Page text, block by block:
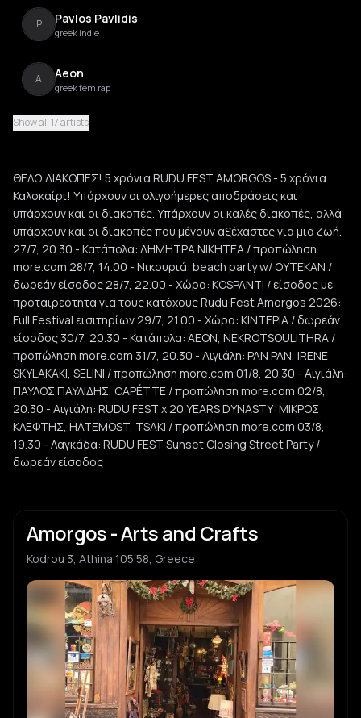
P Pavlos Pavlidis
greek indie
A Aeon
greek fem rap
Selini
c capétte
greek indie
K Kostantis Pistiolis
I Irene Skylakaki
indie pop
N NEKROTSOULITHRA
greek indie
K Konstantina Kioulou
entehno
O OYTEKAN
electronic
K
folk
Panagiotis Menegos
Dimi Tzav
Show all 17 artists
ΘΕΛΩ ΔΙΑΚΟΠΕΣ! 5 χρόνια RUDU FEST AMORGOS - 5 χρόνια
Καλοκαίρι! Υπάρχουν οι ολιγοήμερες αποδράσεις και
υπάρχουν και οι διακοπές. Υπάρχουν οι καλές διακοπές, αλλά
υπάρχουν και οι διακοπές που μένουν αξέχαστες για μια ζωή.
27/7, 20.30 - Κατάπολα: ΔΗΜΗΤΡΑ ΝΙΚΗΤΕΑ / προπώληση
more.com 28/7, 14.00 - Nικουριά: beach party w/ OYTEKAN /
δωρεάν είσοδος 28/7, 22.00 - Χώρα: KOSPANTI / είσοδος με
προταιρεότητα για τους κατόχους Rudu Fest Amorgos 2026:
Full Festival εισιτηρίων 29/7, 21.00 - Xώρα: ΚΙΝΤΕΡΙΑ / δωρεάν
είσοδος 30/7, 20.30 - Κατάπολα: AEON, NEKROTSOULITHRA /
προπώληση more.com 31/7, 20.30 - Αιγιάλη: PAN PAN, IRENE
SKYLAKAKI, SELINI / προπώληση more.com 01/8, 20.30 - Αιγιάλη:
ΠΑΥΛΟΣ ΠΑΥΛΙΔΗΣ, CAPÉTTE / προπώληση more.com 02/8,
20.30 - Αιγιάλη: RUDU FEST x 20 YEARS DYNASTY: ΜΙΚΡΟΣ
ΚΛΕΦΤΗΣ, HATEMOST, TSAKI / προπώληση more.com 03/8,
19.30 - Λαγκάδα: RUDU FEST Sunset Closing Street Party /
δωρεάν είσοδος
Amorgos - Arts and Crafts
Kodrou 3, Athina 105 58, Greece